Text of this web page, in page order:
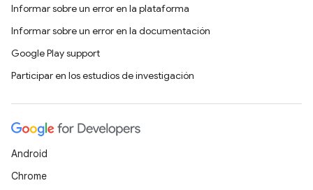
Informar sobre un error en la plataforma
Informar sobre un error en la documentación
Google Play support
Participar en los estudios de investigación
Android
Chrome